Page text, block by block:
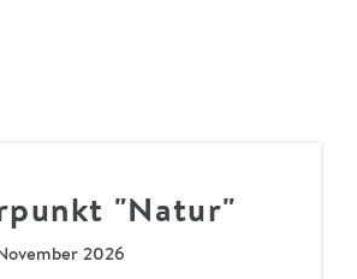
"Natur"
2026